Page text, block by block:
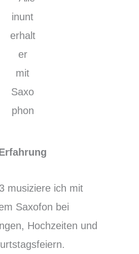
musiziere ich mit
Saxofon bei
Hochzeiten und